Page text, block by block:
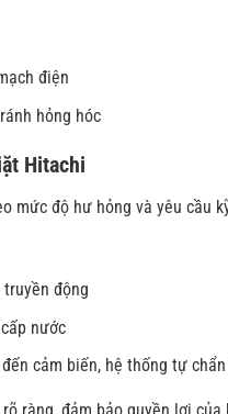
điện
hỏng hóc
Hitachi
mức độ hư hỏng và yêu cầu
động
nước
cảm biến, hệ thống tự